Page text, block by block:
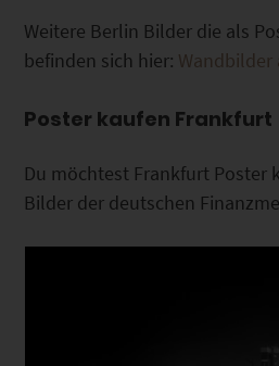
Weitere Berlin Bilder die als
befinden sich hier: Wandbilder
Poster kaufen Frankfurt
Du möchtest Frankfurt Poster
Bilder der deutschen